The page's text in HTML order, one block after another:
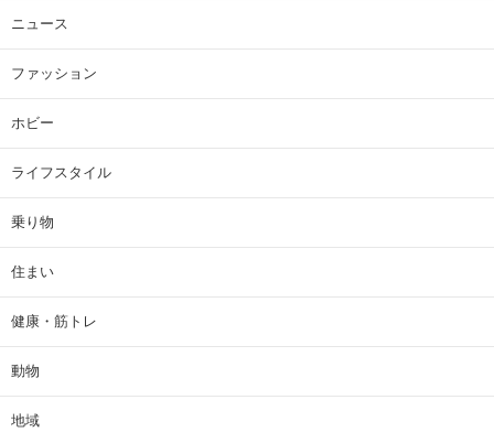
ニュース
ファッション
ホビー
ライフスタイル
乗り物
住まい
健康・筋トレ
動物
地域